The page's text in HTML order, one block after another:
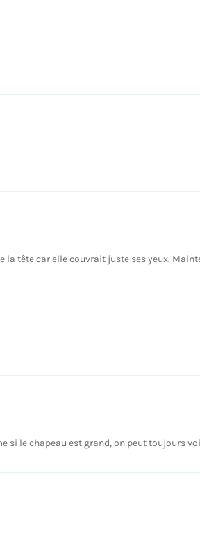
tête car elle couvrait juste ses yeux.
le chapeau est grand, on peut toujours